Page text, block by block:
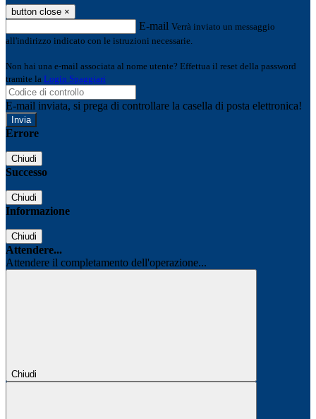
button close ×
E-mail Verrà inviato un messaggio
all'indirizzo indicato con le istruzioni necessarie.
Non hai una e-mail associata al nome utente? Effettua il reset della password
tramite la Login Spaggiari
E-mail inviata, si prega di controllare la casella di posta elettronica!
Errore
Chiudi
Successo
Chiudi
Informazione
Chiudi
Attendere...
Attendere il completamento dell'operazione...
Chiudi